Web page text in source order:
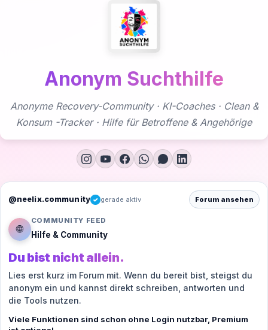
Anonym Suchthilfe
Anonyme Recovery-Community · KI-Coaches · Clean &
Konsum -Tracker · Hilfe für Betroffene & Angehörige
@neelix.community ✓ gerade aktiv Forum ansehen
🌐
COMMUNITY FEED
Hilfe & Community
Du bist nicht allein.
Lies erst kurz im Forum mit. Wenn du bereit bist, steigst du
anonym ein und kannst direkt schreiben, antworten und
die Tools nutzen.
Viele Funktionen sind schon ohne Login nutzbar, Premium